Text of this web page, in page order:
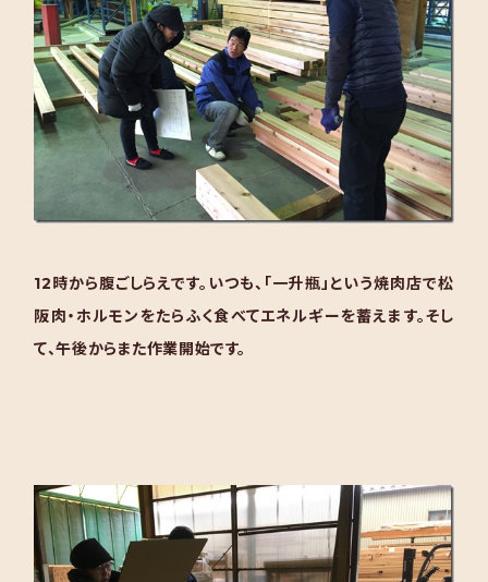
12時から腹ごしらえです。いつも、「一升瓶」という焼肉店で松
阪肉・ホルモンをたらふく食べてエネルギーを蓄えます。そし
て、午後からまた作業開始です。